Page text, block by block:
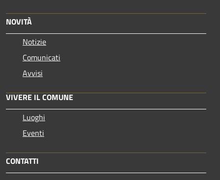
NOVITÀ
Notizie
Comunicati
Avvisi
VIVERE IL COMUNE
Luoghi
Eventi
CONTATTI